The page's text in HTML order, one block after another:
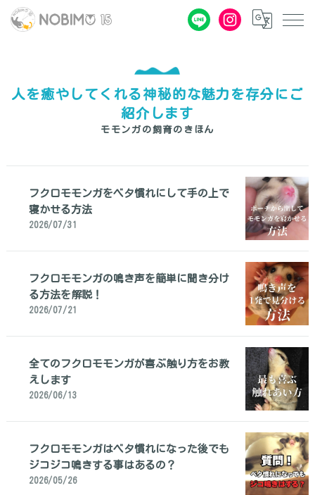
人を癒やしてくれる神秘的な魅力を存分にご
紹介します
モモンガの飼育のきほん
フクロモモンガをベタ慣れにして手の上で
寝かせる方法
2026/07/31
フクロモモンガの鳴き声を簡単に聞き分け
る方法を解説！
2026/07/21
全てのフクロモモンガが喜ぶ触り方をお教
えします
2026/06/13
フクロモモンガはベタ慣れになった後でも
ジコジコ鳴きする事はあるの？
2026/05/26